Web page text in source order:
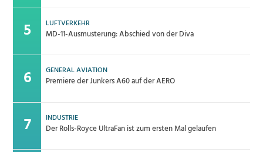
LUFTVERKEHR
MD-11-Ausmusterung: Abschied von der Diva
GENERAL AVIATION
Premiere der Junkers A60 auf der AERO
INDUSTRIE
Der Rolls-Royce UltraFan ist zum ersten Mal gelaufen